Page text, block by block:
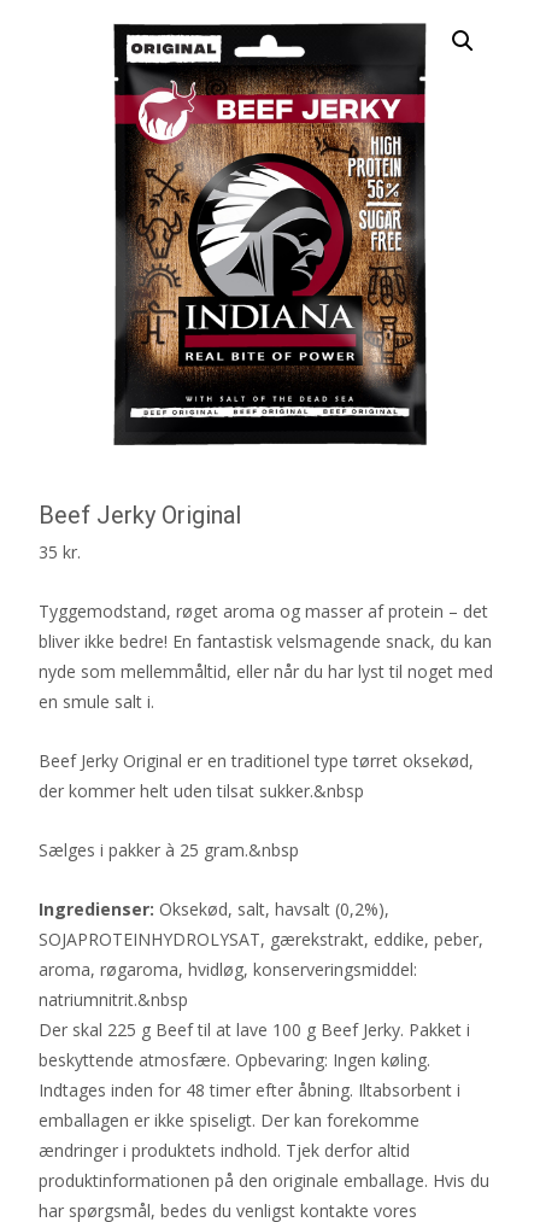
Beef Jerky Original
35 kr.
Tyggemodstand, røget aroma og masser af protein – det
bliver ikke bedre! En fantastisk velsmagende snack, du kan
nyde som mellemmåltid, eller når du har lyst til noget med
en smule salt i.
Beef Jerky Original er en traditionel type tørret oksekød,
der kommer helt uden tilsat sukker.&nbsp
Sælges i pakker à 25 gram.&nbsp
Ingredienser: Oksekød, salt, havsalt (0,2%),
SOJAPROTEINHYDROLYSAT, gærekstrakt, eddike, peber,
aroma, røgaroma, hvidløg, konserveringsmiddel:
natriumnitrit.&nbsp
Der skal 225 g Beef til at lave 100 g Beef Jerky. Pakket i
beskyttende atmosfære. Opbevaring: Ingen køling.
Indtages inden for 48 timer efter åbning. Iltabsorbent i
emballagen er ikke spiseligt. Der kan forekomme
ændringer i produktets indhold. Tjek derfor altid
produktinformationen på den originale emballage. Hvis du
har spørgsmål, bedes du venligst kontakte vores